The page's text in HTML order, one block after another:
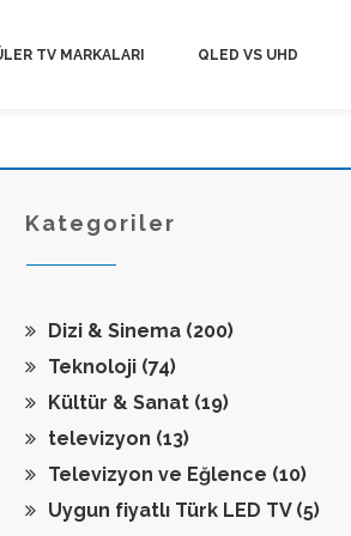
TV MARKALARI QLED VS UHD
Kategoriler
Dizi & Sinema (200)
Teknoloji (74)
Kültür & Sanat (19)
televizyon (13)
Televizyon ve Eğlence (10)
Uygun fiyatlı Türk LED TV (5)